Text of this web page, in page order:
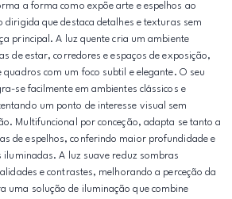
a forma como expõe arte e espelhos ao
dirigida que destaca detalhes e texturas sem
principal. A luz quente cria um ambiente
de estar, corredores e espaços de exposição,
com um foco subtil e elegante. O seu
se facilmente em ambientes clássicos e
um ponto de interesse visual sem
Multifuncional por conceção, adapta se tanto a
de espelhos, conferindo maior profundidade e
iluminadas. A luz suave reduz sombras
e contrastes, melhorando a perceção da
uma solução de iluminação que combine